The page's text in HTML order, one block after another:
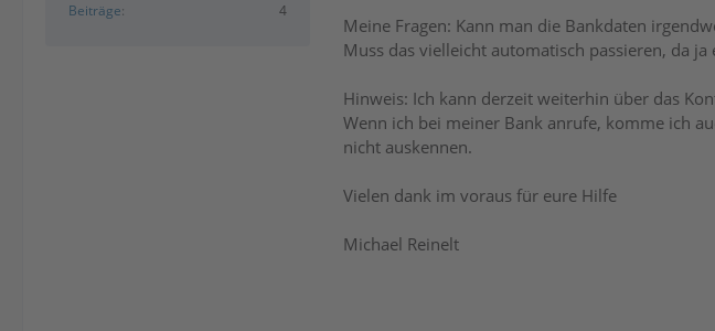
Beiträge 4
Meine Fragen: Kann man die Bankdaten
Muss das vielleicht automatisch passieren, da
Hinweis: Ich kann derzeit weiterhin über das
Wenn ich bei meiner Bank anrufe, komme ich
nicht auskennen.
Vielen dank im voraus für eure Hilfe
Michael Reinelt